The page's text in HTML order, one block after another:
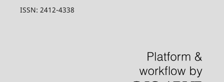
ISSN: 2412-4338